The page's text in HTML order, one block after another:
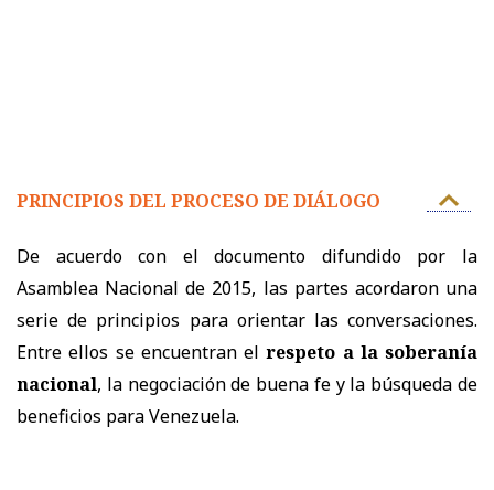
PRINCIPIOS DEL PROCESO DE DIÁLOGO
De acuerdo con el documento difundido por la
Asamblea Nacional de 2015, las partes acordaron una
serie de principios para orientar las conversaciones.
Entre ellos se encuentran elrespeto a la soberanía
nacional, la negociación de buena fe y la búsqueda de
beneficios para Venezuela.